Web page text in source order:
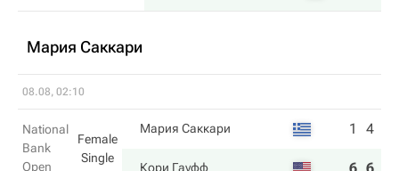
Мария Саккари
08.08, 02:10
National
Bank
Open
Female
Single
Мария Саккари 1 4
Кори Гауфф